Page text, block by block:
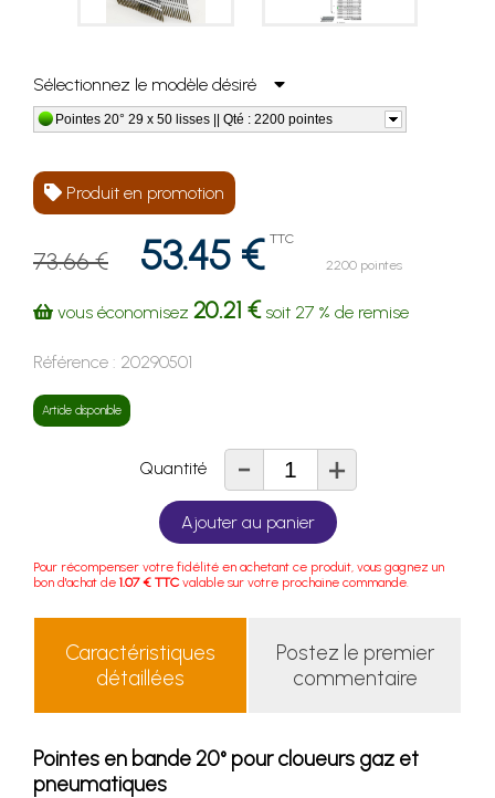
Sélectionnez le modèle désiré
Pointes 20° 29 x 50 lisses || Qté : 2200 pointes
Produit en promotion
73.66 € 53.45 € TTC
2200 pointes
vous économisez 20.21 €soit 27 % de remise
Référence : 20290501
Article disponible
Quantité - +
Ajouter au panier
Pour récompenser votre fidélité en achetant ce produit, vous gagnez un
bon d'achat de 1.07 € TTC valable sur votre prochaine commande.
Caractéristiques
détaillées
Postez le premier
commentaire
Pointes en bande 20° pour cloueurs gaz et
pneumatiques